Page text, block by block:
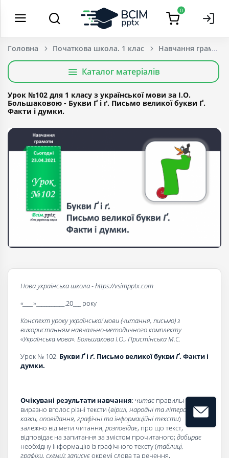
0
Головна Початкова школа. 1 клас Навчання грамоти
Каталог матеріалів
Урок №102 для 1 класу з української мови за І.О.
Большаковою - Букви Ґ і ґ. Письмо великої букви Ґ.
Факти і думки.
Нова українська школа - https://vsimpptx.com
«____ »___________.20___ року
Конспект уроку української мови (читання, письмо) з
використанням навчально-методичного комплекту
«Українська мова». Большакова І.О., Пристінська М.С.
Урок № 102. БуквиҐі ґ. Письмо великої буквиҐ. Факти і
думки.
Очікувані результати навчання: читає правильно та
виразно вголос різні тексти (вірші, народні та літературні
казки, оповідання, графічні та інформаційні тексти)
залежно від мети читання; розповідає, про що текст,
відповідає на запитання за змістом прочитаного; добирає
необхідну інформацію із графічного тексту (таблиці,
графіки, схеми); записуєокремі слова та речення,